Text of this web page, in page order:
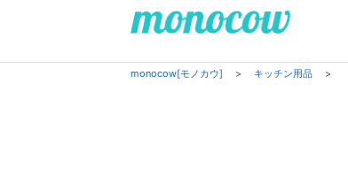
monocow[モノカウ] > キッチン用品 >